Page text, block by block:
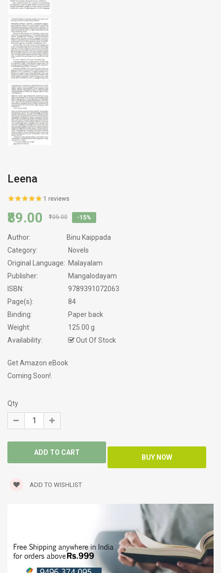
Leena
1 reviews
₹89.00 ₹105.00 -15%
Author:
Binu Kaippada
Category:
Novels
Original Language: Malayalam
Publisher:
Mangalodayam
ISBN:
9789391072063
Page(s):
84
Binding:
Paper back
Weight:
125.00 g
Availability:
Out Of Stock
Get Amazon eBook
Coming Soon!.
Qty
ADD TO WISHLIST